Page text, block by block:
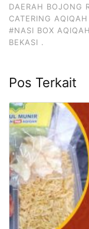
DAERAH BOJONG
CATERING
#NASI BOX
BEKASI .
Pos Terkait